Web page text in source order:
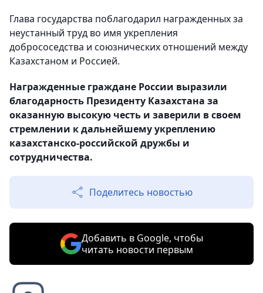
Глава государства поблагодарил награжденных за
неустанный труд во имя укрепления
добрососедства и союзнических отношений между
Казахстаном и Россией.
Награжденные граждане России выразили
благодарность Президенту Казахстана за
оказанную высокую честь и заверили в своем
стремлении к дальнейшему укреплению
казахстанско-российской дружбы и
сотрудничества.
Поделитесь новостью
Добавить в Google, чтобы
читать новости первым